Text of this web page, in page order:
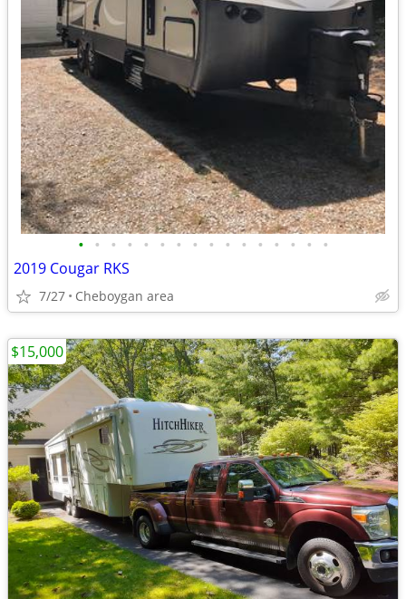
• • • • • • • • • • • • • • • •
2019 Cougar RKS
7/27 Cheboygan area
$15,000